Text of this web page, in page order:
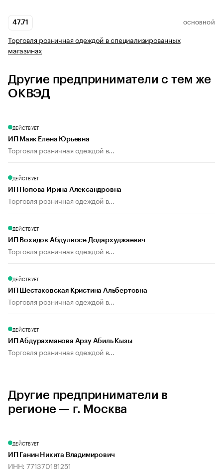
47.71 ОСНОВНОЙ
Торговля розничная одеждой в специализированных
магазинах
Другие предприниматели с тем же
ОКВЭД
ДЕЙСТВУЕТ
ИП Маяк Елена Юрьевна
Торговля розничная одеждой в...
ДЕЙСТВУЕТ
ИП Попова Ирина Александровна
Торговля розничная одеждой в...
ДЕЙСТВУЕТ
ИП Вохидов Абдулвосе Додархуджаевич
Торговля розничная одеждой в...
ДЕЙСТВУЕТ
ИП Шестаковская Кристина Альбертовна
Торговля розничная одеждой в...
ДЕЙСТВУЕТ
ИП Абдурахманова Арзу Абиль Кызы
Торговля розничная одеждой в...
Другие предприниматели в
регионе — г. Москва
ДЕЙСТВУЕТ
ИП Ганин Никита Владимирович
ИНН: 771370181251